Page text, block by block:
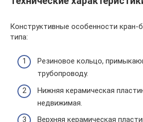
Конструктивные особенности кран-
типа:
Резиновое кольцо,
трубопроводу.
Нижняя керамическая
недвижимая.
Верхняя керамическая